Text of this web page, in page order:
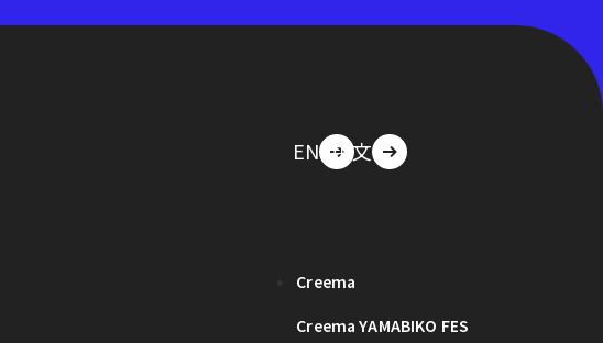
EN 中文
Creema
Creema YAMABIKO FES